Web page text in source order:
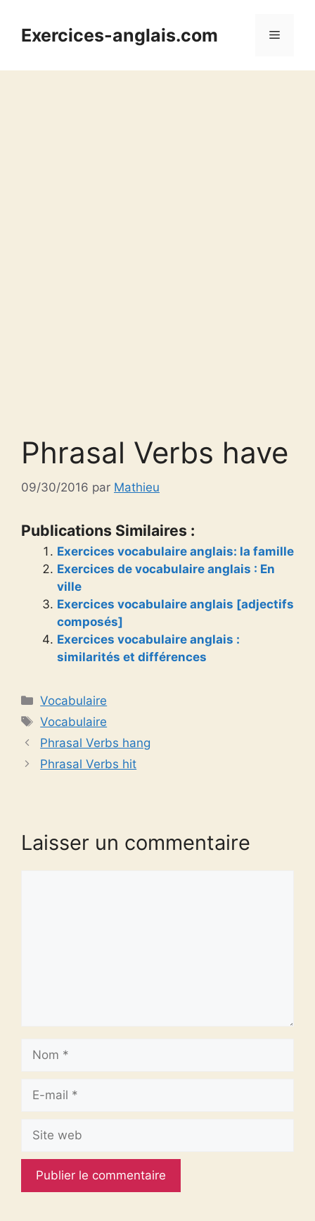
contenuExercices-anglais.com Menu
Phrasal Verbs have
09/30/2016 par Mathieu
Publications Similaires :
Exercices vocabulaire anglais: la famille
Exercices de vocabulaire anglais : En
ville
Exercices vocabulaire anglais [adjectifs
composés]
Exercices vocabulaire anglais :
similarités et différences
Catégories
Vocabulaire
Étiquettes
Vocabulaire
Phrasal Verbs hang
Phrasal Verbs hit
Laisser un commentaire
mail
web